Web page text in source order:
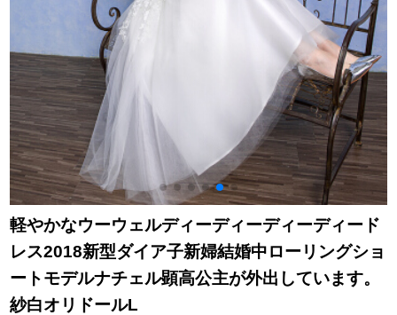
軽やかなウーウェルディーディーディーディード
レス2018新型ダイア子新婦結婚中ローリングショ
ートモデルナチェル顕高公主が外出しています。
紗白オリドールL